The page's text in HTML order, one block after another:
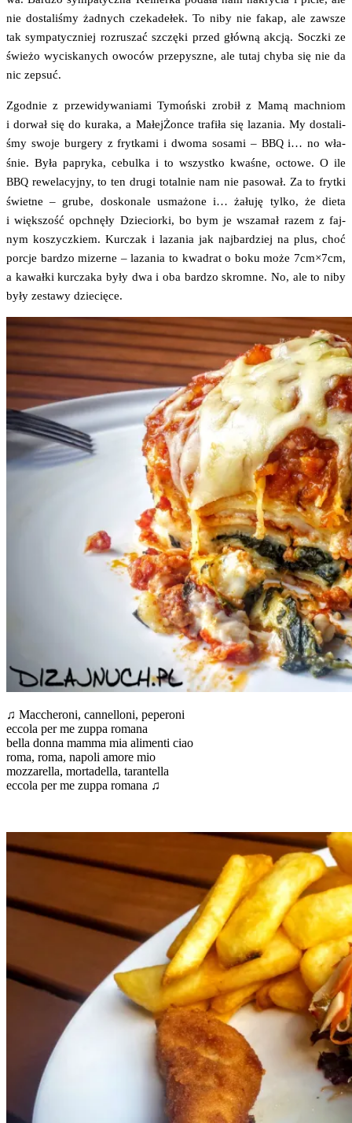
nie dosta­li­śmy żad­nych cze­ka­de­łek. To niby nie fakap, ale zawsze
tak sym­pa­tycz­niej roz­ru­szać szczę­ki przed głów­ną akcją. Socz­ki ze
świe­żo wyci­ska­nych owo­ców prze­pysz­ne, ale tutaj chy­ba się nie da
nic zepsuć.
Zgod­nie z prze­wi­dy­wa­nia­mi Tymoń­ski zro­bił z Mamą mach­niom
i dorwał się do kura­ka, a Małej­Żon­ce tra­fi­ła się laza­nia. My dosta­li­
śmy swo­je bur­ge­ry z fryt­ka­mi i dwo­ma sosa­mi – BBQi… no wła­
śnie. Była papry­ka, cebul­ka i to wszyst­ko kwa­śne, octo­we. O ile
BBQ rewe­la­cyj­ny, to ten dru­gi total­nie nam nie paso­wał. Za to fryt­ki
świet­ne – gru­be, dosko­na­le usma­żo­ne i… żału­ję tyl­ko, że die­ta
i więk­szość opchnę­ły Dzie­cior­ki, bo bym je wsza­mał razem z faj­
nym koszycz­kiem. Kur­czak i laza­nia jak naj­bar­dziej na plus, choć
por­cje bar­dzo mizer­ne – laza­nia to kwa­drat o boku może 7cm×7cm,
a kawał­ki kur­cza­ka były dwa i oba bar­dzo skrom­ne. No, ale to niby
były zesta­wy dziecięce.
♫ Mac­che­ro­ni, can­nel­lo­ni, pepe­ro­ni
ecco­la per me zup­pa roma­na
bel­la don­na mam­ma mia ali­men­ti ciao
roma, roma, napo­li amo­re mio
moz­za­rel­la, mor­ta­del­la, taran­tel­la
ecco­la per me zup­pa romana ♫